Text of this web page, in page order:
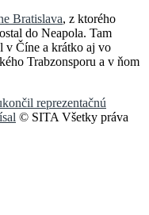
Bratislava, z ktorého
do Neapola. Tam
v Číne a krátko aj vo
Trabzonsporu a v ňom
reprezentačnú
© SITA Všetky práva